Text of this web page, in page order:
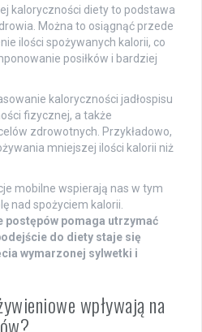
kaloryczności diety to podstawa
Można to osiągnąć przede
ilości spożywanych kalorii, co
posiłków i bardziej
kaloryczności jadłospisu
fizycznej, a także
zdrowotnych. Przykładowo,
mniejszej ilości kalorii niż
mobilne wspierają nas w tym
nad spożyciem kalorii.
postępów pomaga utrzymać
do diety staje się
wymarzonej sylwetki i
wpływają na